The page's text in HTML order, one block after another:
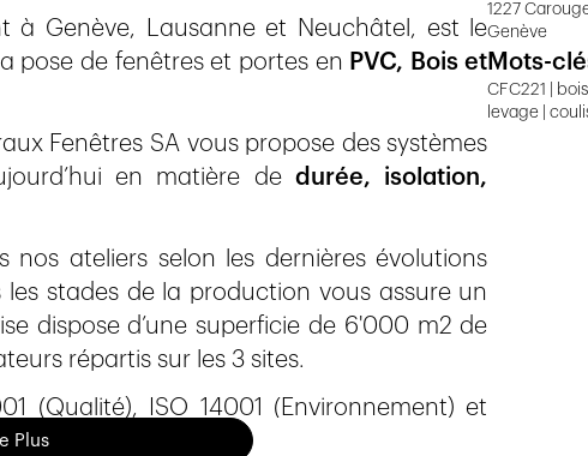
à Genève, Lausanne et Neuchâtel, est le
pose de fenêtres et portes en PVC, Bois et
Fenêtres SA vous propose des systèmes
en matière dedurée, isolation,
nos ateliers selon les dernières évolutions
stades de la production vous assure un
dispose d’une superficie de 6'000 m2 de
répartis sur les 3 sites.
(Qualité), ISO 14001 (Environnement) et
de vous conseiller dans votre nouveaux
Plus
1227
Genève
Mots-
CFC221 |
levage |